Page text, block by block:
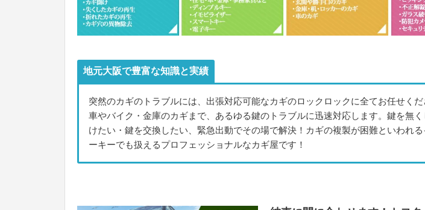
地元大阪で豊富な知識と実績
突然のカギのトラブルには、出張対応可能なカギのロックロックに全てお任せくだ
車やバイク・金庫のカギまで、あるゆる鍵のトラブルに迅速対応します。鍵を無く
けたい・鍵を交換したい、緊急出動でその場で解決！カギの複製が困難といわれ
ーキーでも扱えるプロフェッショナルなカギ屋です！